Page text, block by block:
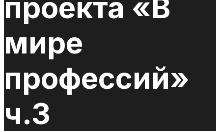
проекта «В
мире
профессий»
ч.3